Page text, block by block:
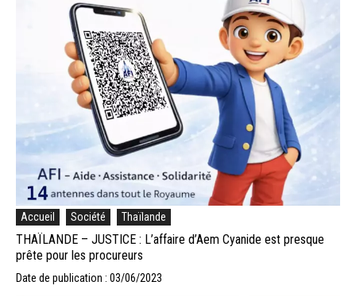
Accueil Société Thaïlande
THAÏLANDE – JUSTICE : L’affaire d’Aem Cyanide est presque
prête pour les procureurs
Date de publication : 03/06/2023